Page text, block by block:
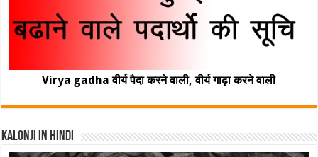
Virya gadha वीर्य पैदा करने वाली, वीर्य गाढ़ा करने वाली
Kalonji In Hindi